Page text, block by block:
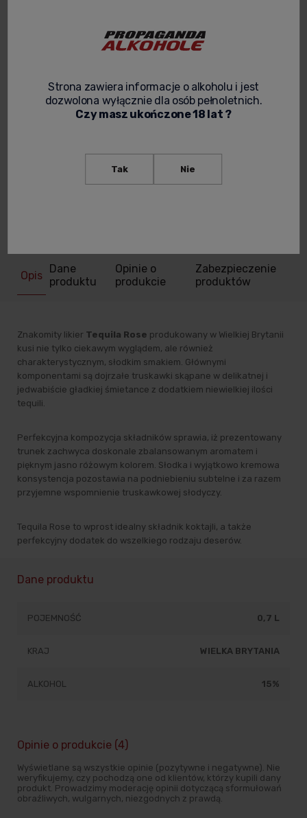
Cena netto:
spodziewana dostawa
powiadom o dostępności
Opis Dane
produktu
Opinie o
produkcie
Zabezpieczenie
produktów
Znakomity likier Tequila Rose produkowany w Wielkiej Brytanii
kusi nie tylko ciekawym wyglądem, ale również
charakterystycznym, słodkim smakiem. Głównymi
komponentami są dojrzałe truskawki skąpane w delikatnej i
jedwabiście gładkiej śmietance z dodatkiem niewielkiej ilości
tequili.
Perfekcyjna kompozycja składników sprawia, iż prezentowany
trunek zachwyca doskonale zbalansowanym aromatem i
pięknym jasno różowym kolorem. Słodka i wyjątkowo kremowa
konsystencja pozostawia na podniebieniu subtelne i za razem
przyjemne wspomnienie truskawkowej słodyczy.
Tequila Rose to wprost idealny składnik koktajli, a także
perfekcyjny dodatek do wszelkiego rodzaju deserów.
Dane produktu
POJEMNOŚĆ 0,7 L
KRAJ WIELKA BRYTANIA
ALKOHOL 15%
Opinie o produkcie (4)
Wyświetlane są wszystkie opinie (pozytywne i negatywne). Nie
weryfikujemy, czy pochodzą one od klientów, którzy kupili dany
produkt. Prowadzimy moderację opinii dotyczącą sformułowań
obraźliwych, wulgarnych, niezgodnych z prawdą.
Strona zawiera informacje o alkoholu i jest
dozwolona wyłącznie dla osób pełnoletnich.
Czy masz ukończone 18 lat ?
Tak Nie